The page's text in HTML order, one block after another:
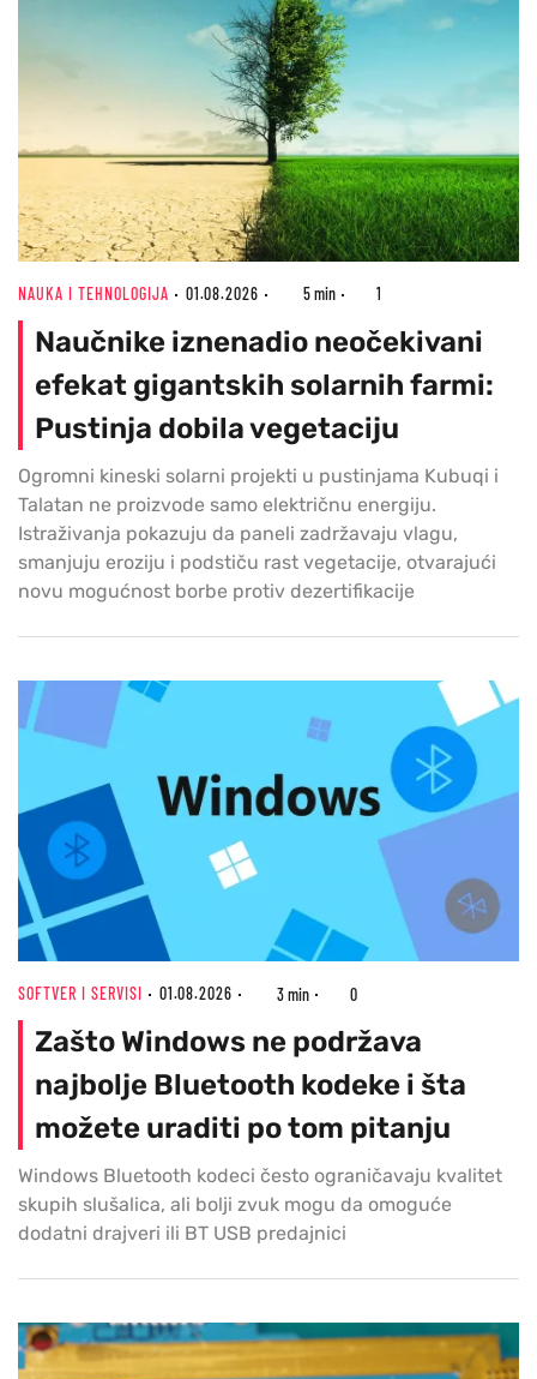
NAUKA I TEHNOLOGIJA 01.08.2026 5 min 1
Naučnike iznenadio neočekivani
efekat gigantskih solarnih farmi:
Pustinja dobila vegetaciju
Ogromni kineski solarni projekti u pustinjama Kubuqi i
Talatan ne proizvode samo električnu energiju.
Istraživanja pokazuju da paneli zadržavaju vlagu,
smanjuju eroziju i podstiču rast vegetacije, otvarajući
novu mogućnost borbe protiv dezertifikacije
SOFTVER I SERVISI 01.08.2026 3 min 0
Zašto Windows ne podržava
najbolje Bluetooth kodeke i šta
možete uraditi po tom pitanju
Windows Bluetooth kodeci često ograničavaju kvalitet
skupih slušalica, ali bolji zvuk mogu da omoguće
dodatni drajveri ili BT USB predajnici